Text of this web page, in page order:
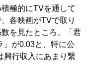
極的にTVを通して
各映画がTVで取り
を見たところ、「君
」が0.03と、特に公
興行収入にあまり繋